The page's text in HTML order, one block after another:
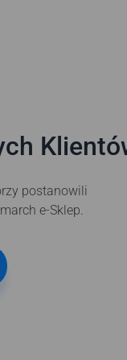
postanowili
e-Sklep.